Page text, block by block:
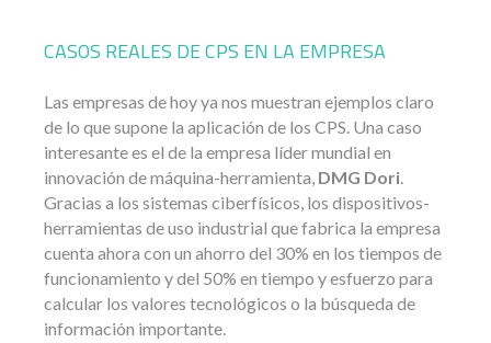
CASOS REALES DE CPS EN LA EMPRESA
Las empresas de hoy ya nos muestran ejemplos claro
de lo que supone la aplicación de los CPS. Una caso
interesante es el de la empresa líder mundial en
innovación de máquina-herramienta, DMG Dori.
Gracias a los sistemas ciberfísicos, los dispositivos-
herramientas de uso industrial que fabrica la empresa
cuenta ahora con un ahorro del 30% en los tiempos de
funcionamiento y del 50% en tiempo y esfuerzo para
calcular los valores tecnológicos o la búsqueda de
información importante.